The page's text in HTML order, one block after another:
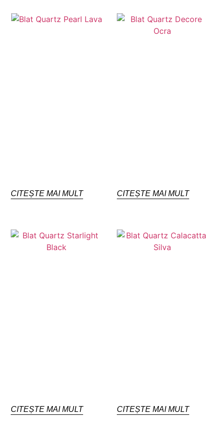
CITEȘTE MAI MULT CITEȘTE MAI MULT
CITEȘTE MAI MULT CITEȘTE MAI MULT